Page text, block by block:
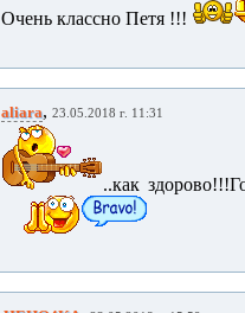
Очень классно Петя !!!
aliara, 23.05.2018 г. 11:31
..как